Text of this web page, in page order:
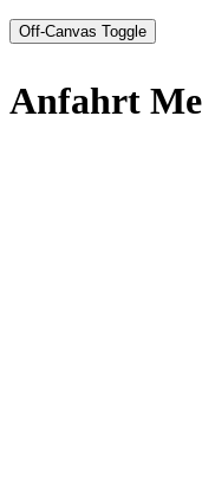
Off-Canvas Toggle
Anfahrt